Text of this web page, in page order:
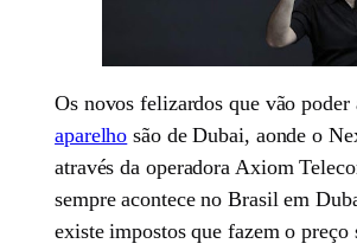
Os novos felizardos que vão
aparelho são de Dubai, aonde o
através da operadora Axiom
sempre acontece no Brasil em
existe impostos que fazem o